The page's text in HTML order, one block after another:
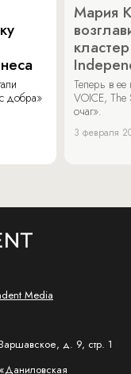
добра»
Мария
Теперь в
VOICE,
очаг».
3 февраля
Media
д. 9, стр. 1